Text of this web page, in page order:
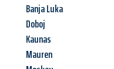
Banja Luka
Doboj
Kaunas
Mauren